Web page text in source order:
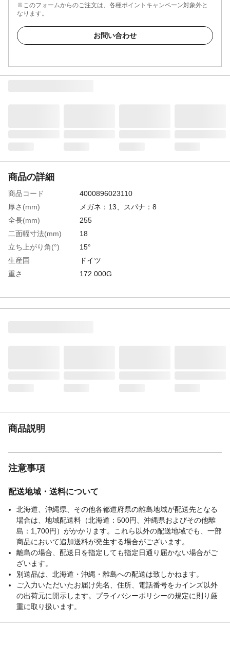
※このフォームからのご注文は、各種ポイントキャンペーン対象外と
なります。
お問い合わせ
商品の詳細
商品コード
4000896023110
厚さ(mm)
メガネ：13、スパナ：8
全長(mm)
255
二面幅寸法(mm)
18
立ち上がり角(°)
15°
生産国
ドイツ
重さ
172.000G
材質2
表面処理：ニッケルクロムメッキ
商品説明
注意事項
配送地域・送料について
北海道、沖縄県、その他各都道府県の離島地域が配送先となる
場合は、地域配送料（北海道：500円、沖縄県およびその他離
島：1,700円）がかかります。これら以外の配送地域でも、一部
商品において追加送料が発生する場合がございます。
離島の場合、配送日を指定しても指定日通り届かない場合がご
ざいます。
別送品は、北海道・沖縄・離島への配送は致しかねます。
ご入力いただいたお届け先名、住所、電話番号をカインズ以外
の出荷元に開示します。プライバシーポリシーの規定に則り厳
重に取り扱います。